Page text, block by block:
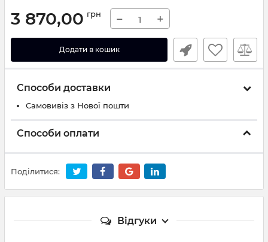
3 870,00 грн − +
Додати в кошик
Способи доставки
Самовивіз з Нової пошти
Способи оплати
Поділитися:
Відгуки